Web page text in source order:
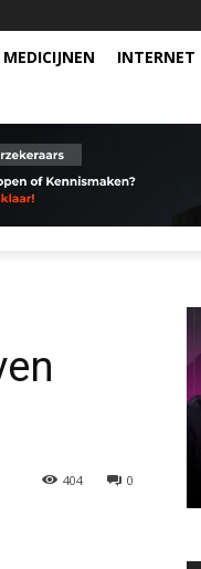
MEDICIJNEN INTERNET
0
404